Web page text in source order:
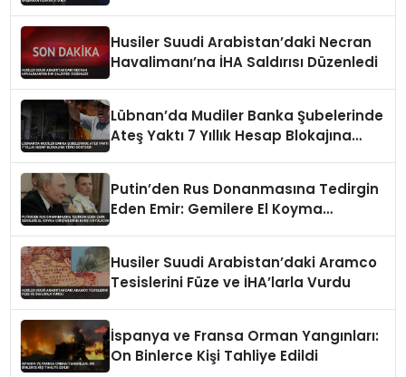
Husiler Suudi Arabistan’daki Necran
Havalimanı’na İHA Saldırısı Düzenledi
Lübnan’da Mudiler Banka Şubelerinde
Ateş Yaktı 7 Yıllık Hesap Blokajına
Putin’den Rus Donanmasına Tedirgin
Eden Emir: Gemilere El Koyma
Husiler Suudi Arabistan’daki Aramco
Tesislerini Füze ve İHA’larla Vurdu
İspanya ve Fransa Orman Yangınları:
On Binlerce Kişi Tahliye Edildi